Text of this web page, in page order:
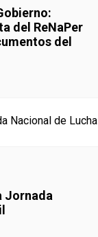
del ReNaPer
del
Jornada